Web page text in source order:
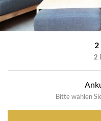
2
2
Bitte wählen